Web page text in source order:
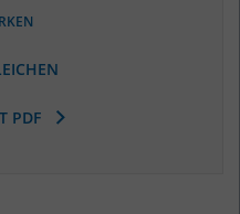
2020)
PDF